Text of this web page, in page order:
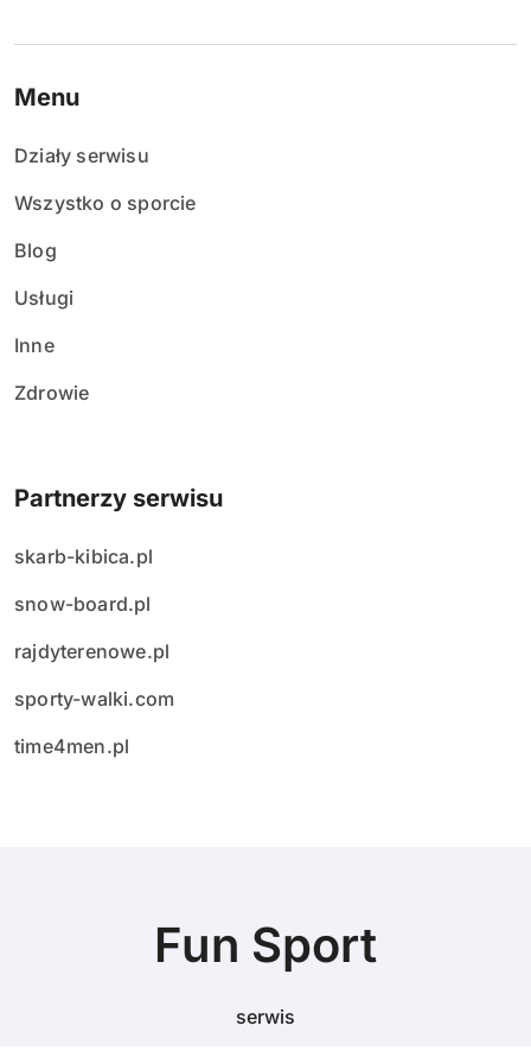
Menu
Działy serwisu
Wszystko o sporcie
Blog
Usługi
Inne
Zdrowie
Partnerzy serwisu
skarb-kibica.pl
snow-board.pl
rajdyterenowe.pl
sporty-walki.com
time4men.pl
Fun Sport
serwis